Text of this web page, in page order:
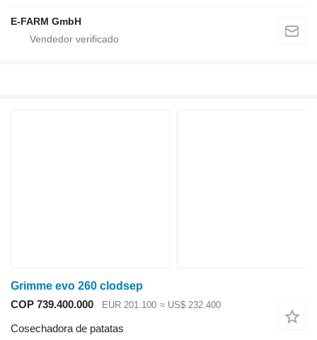
E-FARM GmbH
Grimme evo 260 clodsep
COP 739.400.000
EUR 201.100 ≈ US$ 232.400
Cosechadora de patatas